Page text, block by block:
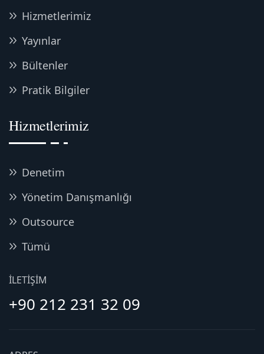
Hizmetlerimiz
Yayınlar
Bültenler
Pratik Bilgiler
Hizmetlerimiz
Denetim
Yönetim Danışmanlığı
Outsource
Tümü
İLETIŞIM
+90 212 231 32 09